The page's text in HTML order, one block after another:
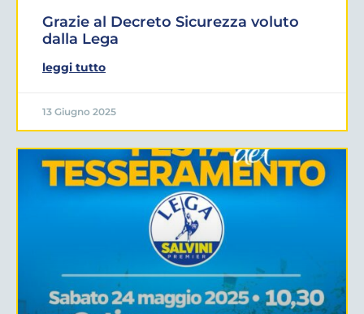
Grazie al Decreto Sicurezza voluto
dalla Lega
leggi tutto
13 Giugno 2025